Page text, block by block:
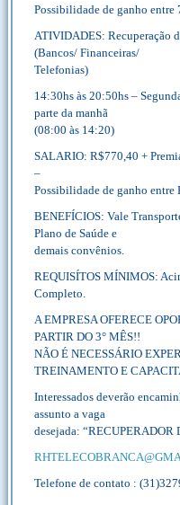
Possibilidade de ganho entre
ATIVIDADES: Recuperação
(Bancos/ Financeiras/
Telefonias)
14:30hs às 20:50hs –
parte da manhã
(08:00 às 14:20)
SALARIO: R$770,40 +
–
Possibilidade de ganho entre
BENEFÍCIOS: Vale
Plano de Saúde e
demais convênios.
REQUISÍTOS MÍNIMOS:
Completo.
A EMPRESA OFERECE
PARTIR DO 3° MÊS!!
NÃO É NECESSÁRIO
TREINAMENTO E
Interessados deverão
assunto a vaga
desejada: “RECUPERADOR
Telefone de contato :